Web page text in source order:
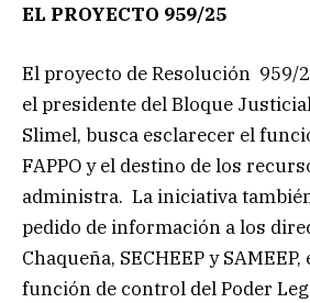
EL PROYECTO 959/25
El proyecto de Resolución 959/
el presidente del Bloque
Slimel, busca esclarecer el
FAPPO y el destino de los
administra. La iniciativa
pedido de información a los
Chaqueña, SECHEEP y
función de control del Poder